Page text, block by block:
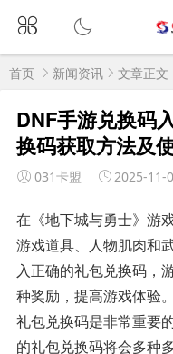
首页 新闻资讯 文章正文
DNF手游兑换码
换码获取方法及
031卡盟 2025-11-
在《地下城与勇士》游
游戏道具、人物肌肉和
入正确的礼包兑换码，
种奖励，提高游戏体验
礼包兑换码是非常重要
的礼包兑换码将会多种